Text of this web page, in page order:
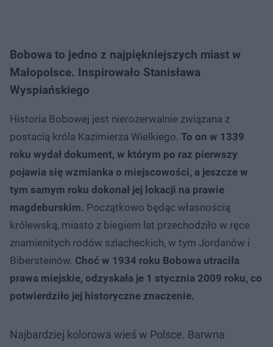
Bobowa to jedno z najpiękniejszych miast w
Małopolsce. Inspirowało Stanisława
Wyspiańskiego
Historia Bobowej jest nierozerwalnie związana z
postacią króla Kazimierza Wielkiego. To on w 1339
roku wydał dokument, w którym po raz pierwszy
pojawia się wzmianka o miejscowości, a jeszcze w
tym samym roku dokonał jej lokacji na prawie
magdeburskim. Początkowo będąc własnością
królewską, miasto z biegiem lat przechodziło w ręce
znamienitych rodów szlacheckich, w tym Jordanów i
Bibersteinów. Choć w 1934 roku Bobowa utraciła
prawa miejskie, odzyskała je 1 stycznia 2009 roku, co
potwierdziło jej historyczne znaczenie.
Najbardziej kolorowa wieś w Polsce. Barwna